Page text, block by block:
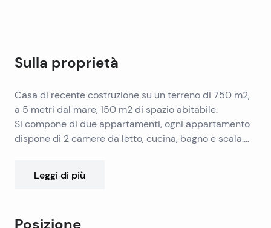
Sulla proprietà
Casa di recente costruzione su un terreno di 750 m2,
a 5 metri dal mare, 150 m2 di spazio abitabile.
Si compone di due appartamenti, ogni appartamento
dispone di 2 camere da letto, cucina, bagno e scala.
trova sotto la terrazza.
Leggi di più
Posizione